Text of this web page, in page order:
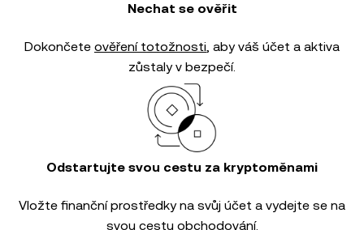
Nechat se ověřit
Dokončete ověření totožnosti, aby váš účet a aktiva
zůstaly v bezpečí.
Odstartujte svou cestu za kryptoměnami
Vložte finanční prostředky na svůj účet a vydejte se na
svou cestu obchodování.